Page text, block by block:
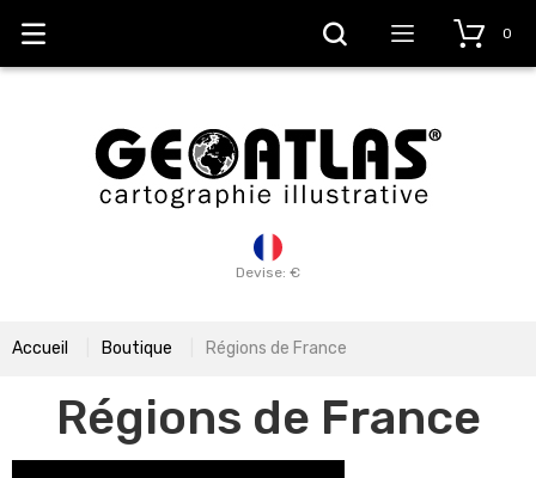
Devise: €
0
Accueil Boutique Régions de France
Régions de France